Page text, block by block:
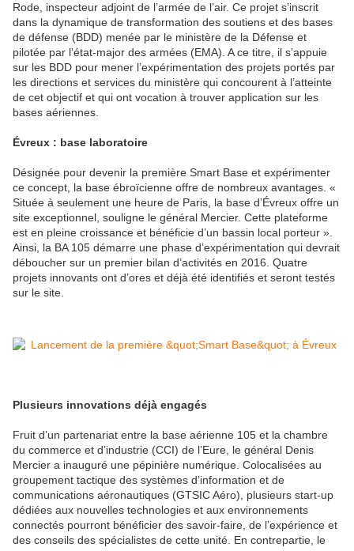
Rode, inspecteur adjoint de l’armée de l’air. Ce projet s’inscrit
dans la dynamique de transformation des soutiens et des bases
de défense (BDD) menée par le ministère de la Défense et
pilotée par l’état-major des armées (EMA). A ce titre, il s’appuie
sur les BDD pour mener l’expérimentation des projets portés par
les directions et services du ministère qui concourent à l’atteinte
de cet objectif et qui ont vocation à trouver application sur les
bases aériennes.
Évreux : base laboratoire
Désignée pour devenir la première Smart Base et expérimenter
ce concept, la base ébroïcienne offre de nombreux avantages. «
Située à seulement une heure de Paris, la base d’Évreux offre un
site exceptionnel, souligne le général Mercier. Cette plateforme
est en pleine croissance et bénéficie d’un bassin local porteur ».
Ainsi, la BA 105 démarre une phase d’expérimentation qui devrait
déboucher sur un premier bilan d’activités en 2016. Quatre
projets innovants ont d’ores et déjà été identifiés et seront testés
sur le site.
Plusieurs innovations déjà engagés
Fruit d’un partenariat entre la base aérienne 105 et la chambre
du commerce et d’industrie (CCI) de l’Eure, le général Denis
Mercier a inauguré une pépinière numérique. Colocalisées au
groupement tactique des systèmes d’information et de
communications aéronautiques (GTSIC Aéro), plusieurs start-up
dédiées aux nouvelles technologies et aux environnements
connectés pourront bénéficier des savoir-faire, de l’expérience et
des conseils des spécialistes de cette unité. En contrepartie, le